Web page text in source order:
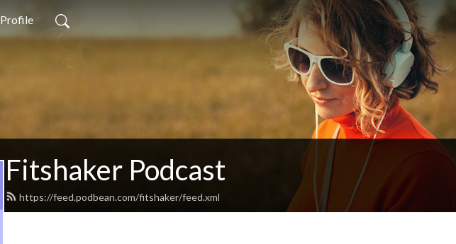
Profile
Fitshaker Podcast
https://feed.podbean.com/fitshaker/feed.xml